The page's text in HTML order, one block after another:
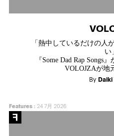
「熱中しているだけの人
い」
『Some Dad Rap Songs
VOLOJZAが地
By Daiki
Features:24 7月 2026